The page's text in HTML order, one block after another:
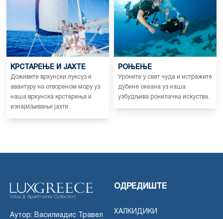
КРСТАРЕЊЕ И ЈАХТЕ
Доживите врхунски луксуз и
авантуру на отвореном мору уз
наша врхунска крстарења и
изнајмљивање јахти.
РОЊЕЊЕ
Уроните у свет чуда и истражите
дубине океана уз наша
узбудљива ронилачка искуства.
Аутор: Василиадис Травел
ОДРЕДИШТЕ
ХАЛКИДИКИ